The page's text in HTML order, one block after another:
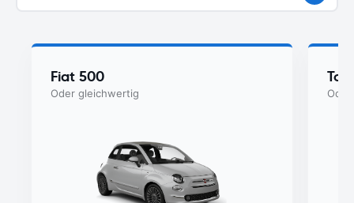
Fiat 500
Oder gleichwertig